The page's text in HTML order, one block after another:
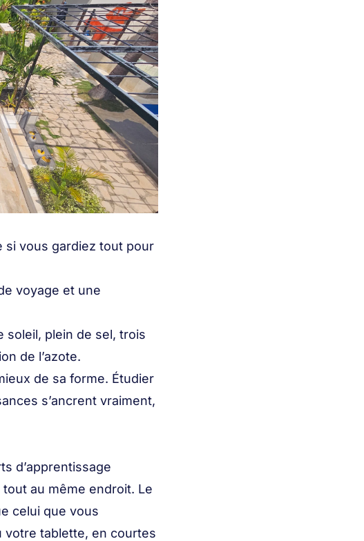
si vous gardiez tout pour
voyage et une
plein de sel, trois
de l’azote.
de sa forme. Étudier
s’ancrent vraiment,
d’apprentissage
au même endroit. Le
celui que vous
tablette, en courtes